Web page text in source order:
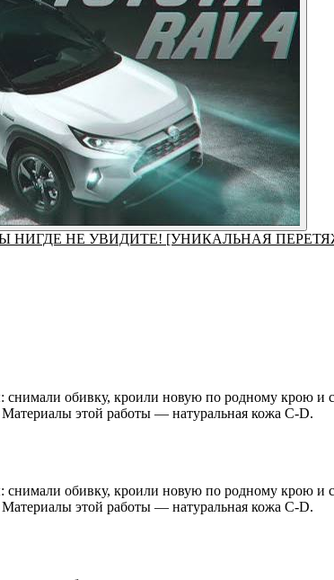
НИГДЕ НЕ УВИДИТЕ! [УНИКАЛЬНАЯ
снимали обивку, кроили новую по родному крою
этой работы — натуральная кожа C-D.
снимали обивку, кроили новую по родному крою
этой работы — натуральная кожа C-D.